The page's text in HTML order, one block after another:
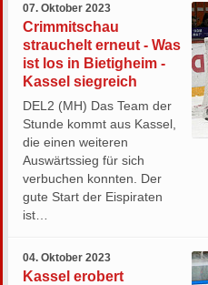
07. Oktober 2023
Crimmitschau
strauchelt erneut - Was
ist los in Bietigheim -
Kassel siegreich
DEL2 (MH) Das Team der
Stunde kommt aus Kassel,
die einen weiteren
Auswärtssieg für sich
verbuchen konnten. Der
gute Start der Eispiraten
ist…
04. Oktober 2023
Kassel erobert